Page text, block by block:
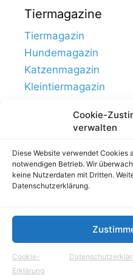
Cookie-
verwalten
Diese Website verwendet
notwendigen Betrieb. Wir
keine Nutzerdaten mit Dritten.
Datenschutzerklärung.
Cookie-
Erklärung
Tiermagazine
Tiermagazin
Hundemagazin
Katzenmagazin
Kleintiermagazin
© Tierhausen.de //